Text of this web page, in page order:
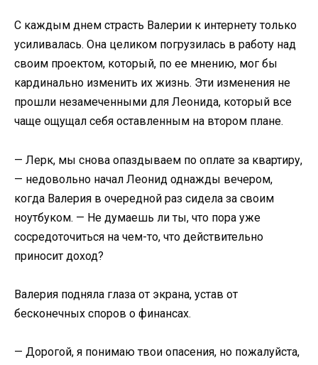
С каждым днем страсть Валерии к интернету только
усиливалась. Она целиком погрузилась в работу над
своим проектом, который, по ее мнению, мог бы
кардинально изменить их жизнь. Эти изменения не
прошли незамеченными для Леонида, который все
чаще ощущал себя оставленным на втором плане.
— Лерк, мы снова опаздываем по оплате за квартиру,
— недовольно начал Леонид однажды вечером,
когда Валерия в очередной раз сидела за своим
ноутбуком. — Не думаешь ли ты, что пора уже
сосредоточиться на чем-то, что действительно
приносит доход?
Валерия подняла глаза от экрана, устав от
бесконечных споров о финансах.
— Дорогой, я понимаю твои опасения, но пожалуйста,